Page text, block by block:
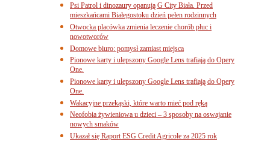
Psi Patrol i dinozaury opanują G City Biała. Przed
mieszkańcami Białegostoku dzień pełen rodzinnych
Otwocka placówka zmienia leczenie chorób płuc i
nowotworów
Domowe biuro: pomysł zamiast miejsca
Pionowe karty i ulepszony Google Lens trafiają do Opery
One.
Pionowe karty i ulepszony Google Lens trafiają do Opery
One.
Wakacyjne przekąski, które warto mieć pod ręką
Neofobia żywieniowa u dzieci – 3 sposoby na oswajanie
nowych smaków
Ukazał się Raport ESG Credit Agricole za 2025 rok